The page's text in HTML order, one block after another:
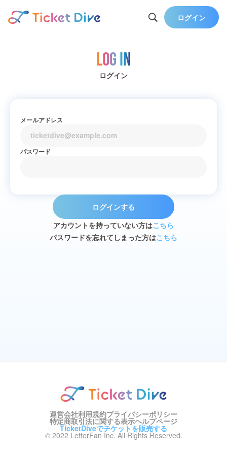
ログイン
Log in
ログイン
メールアドレス
パスワード
ログインする
アカウントを持っていない方はこちら
パスワードを忘れてしまった方はこちら
運営会社利用規約プライバシーポリシー
特定商取引法に関する表示ヘルプページ
TicketDiveでチケットを販売する
© 2022 LetterFan Inc. All Rights Reserved.